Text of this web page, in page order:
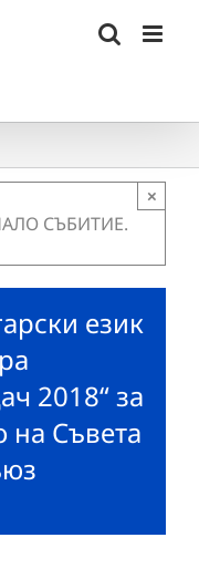
СЪБИТИЕ.
×
език
2018“ за
на Съвета